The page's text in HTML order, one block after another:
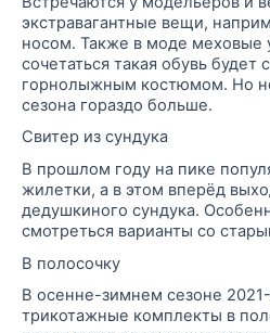
экстравагантные вещи,
носом. Также в моде меховые
сочетаться такая обувь будет
горнолыжным костюмом. Но
сезона гораздо больше.
Свитер из сундука
В прошлом году на пике
жилетки, а в этом вперёд
дедушкиного сундука.
смотреться варианты со
В полосочку
В осенне-зимнем сезоне
трикотажные комплекты в